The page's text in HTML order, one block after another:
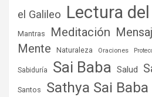
el Galileo Lectura
Mantras Meditación
Mente
Naturaleza Oraciones
Sabiduría Sai Baba Salud
Santos Sathya Sai Baba